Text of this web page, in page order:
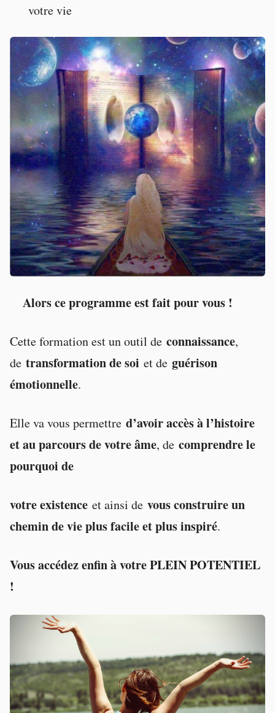
votre vie
Alors ce programme est fait pour vous !
Cette formation est un outil de connaissance,
de transformation de soi et de guérison
émotionnelle.
Elle va vous permettre d’avoir accès à l’histoire
et au parcours de votre âme, de comprendre le
pourquoi de
votre existence et ainsi de vous construire un
chemin de vie plus facile et plus inspiré.
Vous accédez enfin à votre PLEIN POTENTIEL
!